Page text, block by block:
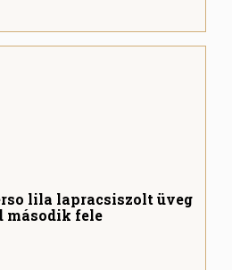
lila lapracsiszolt üveg
második fele